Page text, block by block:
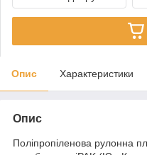
Опис Характеристики
Опис
Поліпропіленова рулонна